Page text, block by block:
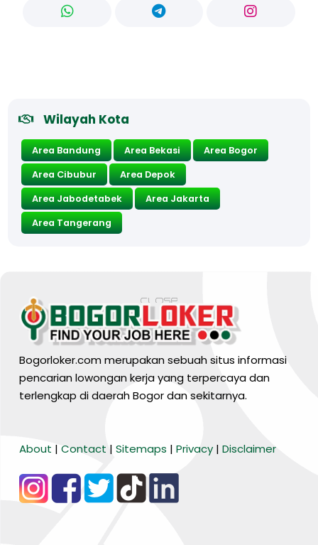
Wilayah Kota
Area Bandung Area Bekasi
Area Bogor
Area Cibubur
Area Depok
Area Jabodetabek
Area Jakarta
Area Tangerang
Bogorloker.com merupakan sebuah situs informasi
pencarian lowongan kerja yang terpercaya dan
terlengkap di daerah Bogor dan sekitarnya.
About | Contact | Sitemaps | Privacy | Disclaimer